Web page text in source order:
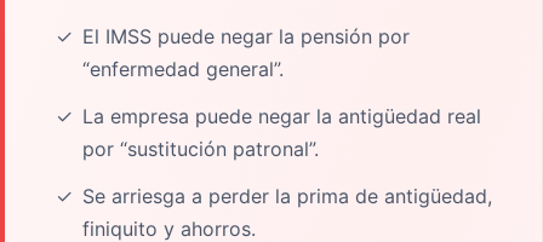
El IMSS puede negar la pensión por
“enfermedad general”.
La empresa puede negar la antigüedad real
por “sustitución patronal”.
Se arriesga a perder la prima de antigüedad,
finiquito y ahorros.